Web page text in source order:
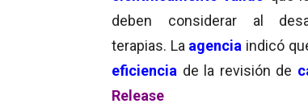
deben considerar al
terapias. La agencia indicó
eficiencia de la revisión de
Release